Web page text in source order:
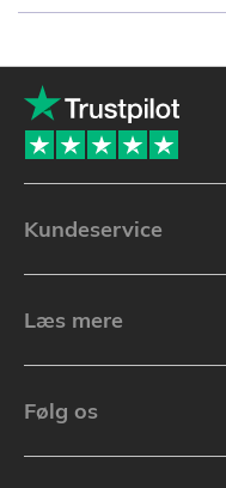
Kundeservice
Læs mere
Følg os